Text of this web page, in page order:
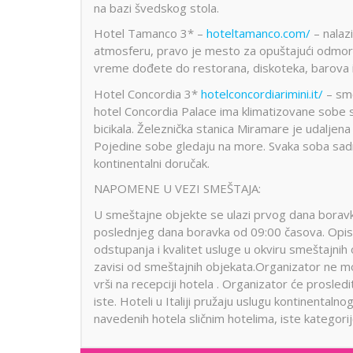
na bazi švedskog stola.
Hotel Tamanco 3* – hoteltamanco.com/ –
atmosferu, pravo je mesto za opuštajući
vreme dođete do restorana, diskoteka, barova
Hotel Concordia 3* hotelconcordiarimini.it/ –
hotel Concordia Palace ima klimatizovane
bicikala. Železnička stanica Miramare je
Pojedine sobe gledaju na more. Svaka soba
kontinentalni doručak.
NAPOMENE U VEZI SMEŠTAJA:
U smeštajne objekte se ulazi prvog dana
poslednjeg dana boravka od 09:00 časova.
odstupanja i kvalitet usluge u okviru
zavisi od smeštajnih objekata.Organizator ne
vrši na recepciji hotela . Organizator će
iste. Hoteli u Italiji pružaju uslugu
navedenih hotela sličnim hotelima, iste